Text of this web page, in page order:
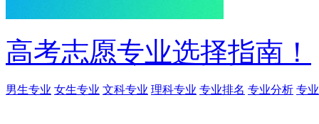
高考志愿专业选择指南！
男生专业 女生专业 文科专业 理科专业 专业排名 专业分析 专